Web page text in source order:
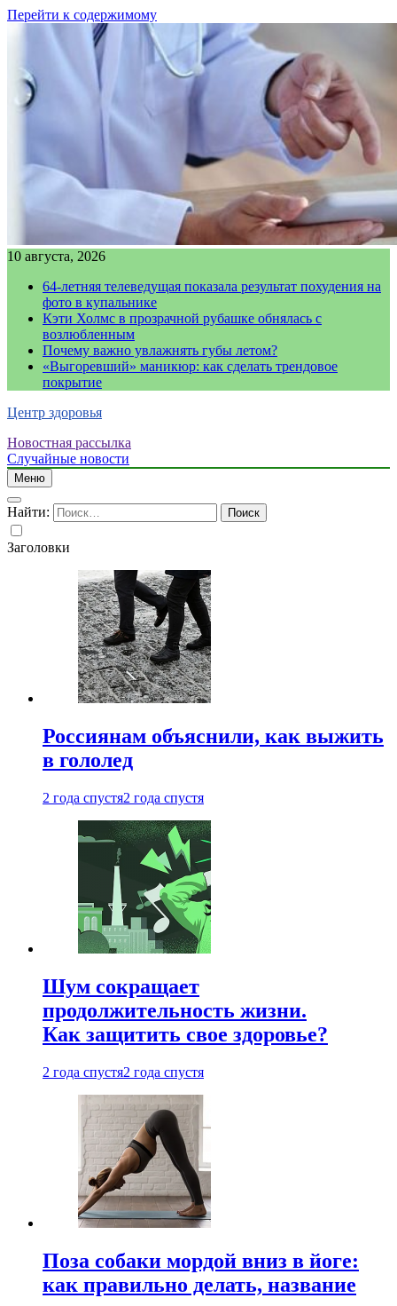
Перейти к содержимому
10 августа, 2026
64-летняя телеведущая показала результат похудения на
фото в купальнике
Кэти Холмс в прозрачной рубашке обнялась с
возлюбленным
Почему важно увлажнять губы летом?
«Выгоревший» маникюр: как сделать трендовое
покрытие
Центр здоровья
Новостная рассылка
Случайные новости
Меню
Найти:
Заголовки
Россиянам объяснили, как выжить
в гололед
2 года спустя2 года спустя
Шум сокращает
продолжительность жизни.
Как защитить свое здоровье?
2 года спустя2 года спустя
Поза собаки мордой вниз в йоге:
как правильно делать, название